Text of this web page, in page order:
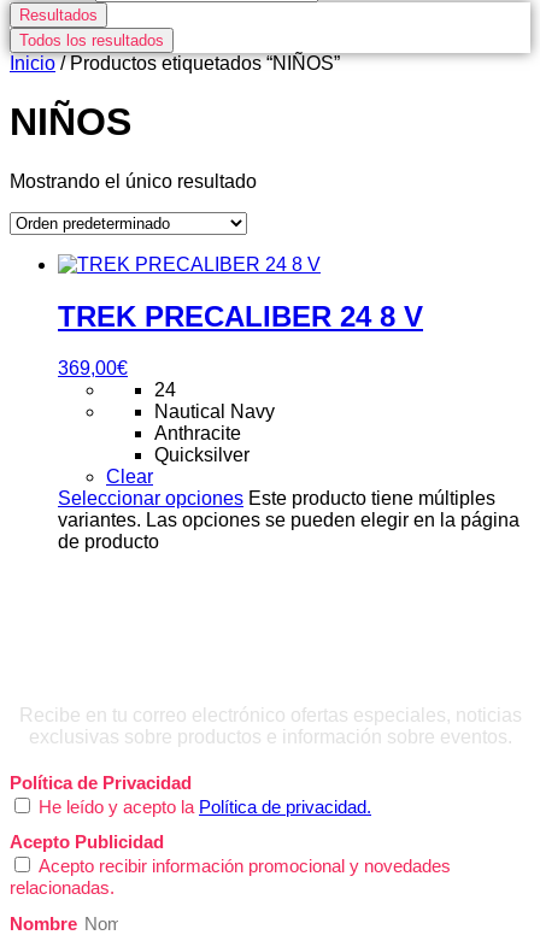
Resultados
Todos los resultados
Inicio/ Productos etiquetados “NIÑOS”
NIÑOS
Mostrando el único resultado
TREK PRECALIBER 24 8 V
369,00€
24
Nautical Navy
Anthracite
Quicksilver
Clear
Seleccionar opciones Este producto tiene múltiples
variantes. Las opciones se pueden elegir en la página
de producto
Recibe en tu correo electrónico ofertas especiales, noticias
exclusivas sobre productos e información sobre eventos.
Política de Privacidad
He leído y acepto la Política de privacidad.
Acepto Publicidad
Acepto recibir información promocional y novedades
relacionadas.
Nombre